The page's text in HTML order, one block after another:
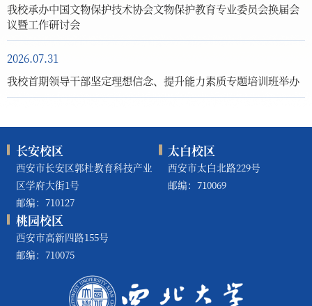
我校承办中国文物保护技术协会文物保护教育专业委员会换届会
议暨工作研讨会
2026.07.31
我校首期领导干部坚定理想信念、提升能力素质专题培训班举办
长安校区
西安市长安区郭杜教育科技产业
区学府大街1号
邮编：710127
太白校区
西安市太白北路229号
邮编：710069
桃园校区
西安市高新四路155号
邮编：710075